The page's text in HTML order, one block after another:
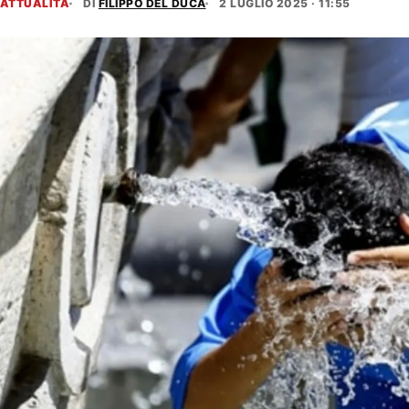
ATTUALITÀ DI FILIPPO DEL DUCA 2 LUGLIO 2025 · 11:55